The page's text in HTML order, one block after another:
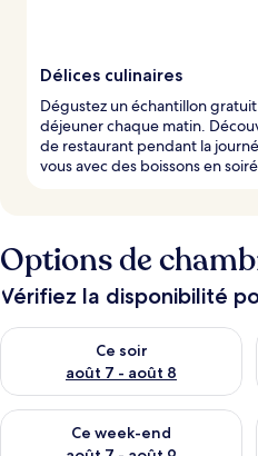
Délices culinaires
Dégustez un échantillon
déjeuner chaque matin.
de restaurant pendant la
vous avec des boissons en
Options de
Vérifiez la disponibilité
Ce soir
août 7 - août 8
Vérifier la disponibilité pour ce
Ce week-end
Vérifier la disponibilité pour ce